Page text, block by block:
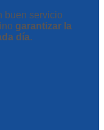
buen servicio
garantizar la
día.